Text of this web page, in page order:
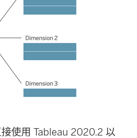
使用 Tableau 2020.2 以